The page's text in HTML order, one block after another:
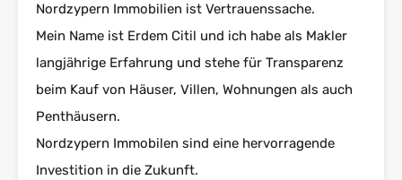
Nordzypern Immobilien ist Vertrauenssache.
Mein Name ist Erdem Citil und ich habe als Makler
langjährige Erfahrung und stehe für Transparenz
beim Kauf von Häuser, Villen, Wohnungen als auch
Penthäusern.
Nordzypern Immobilen sind eine hervorragende
Investition in die Zukunft.